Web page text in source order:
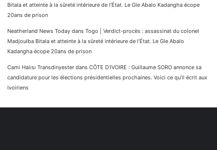
Bitala et atteinte à la sûreté intérieure de l’État. Le Gle Abalo Kadangha écope
20ans de prison
Neatherland News Today dans Togo | Verdict-procès : assassinat du colonel
Madjoulba Bitala et atteinte à la sûreté intérieure de l’État. Le Gle Abalo
Kadangha écope 20ans de prison
Cami Halısı Transdinyester dans CÔTE D’IVOIRE : Guillaume SORO annonce sa
candidature pour les élections présidentielles prochaines. Voici ce qu’il écrit aux
Ivoiriens